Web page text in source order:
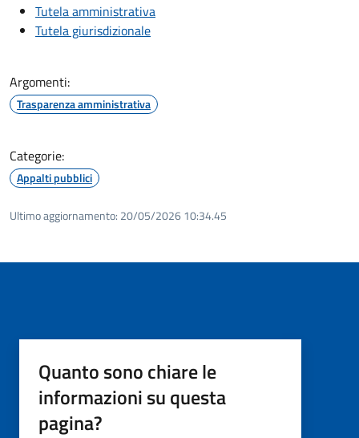
Tutela amministrativa
Tutela giurisdizionale
Argomenti:
Trasparenza amministrativa
Categorie:
Appalti pubblici
Ultimo aggiornamento: 20/05/2026 10:34.45
Quanto sono chiare le
informazioni su questa
pagina?